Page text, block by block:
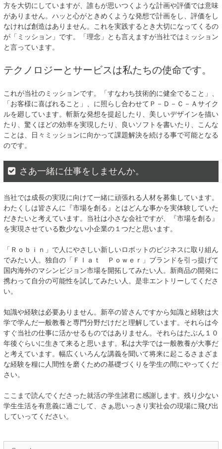
方を大切にしていますが、誰もが思いつくような計画や評価では意味
がありません。ハッと心がときめくような発想で計画をし、評価をし
なければ創造はありません。これを実践するとき大切になってくるの
が「ミッション」です。「理念」とも言えますが当社ではミッション
と言っています。
テクノロジーとサービスは私たちの使命です。
これが当社のミッションです。「すなわち技術的に健全でること」、
「お客様に喜ばれること」、に照らし合わせてＰ－Ｄ－Ｃ－Ａサイク
ルを廻しています。斬新な発想を提起したり、美しいデザインを描い
たり、驚くほどの効率を実現したり、良いソフトを書いたり、こんな
ことは、日々ミッションに向かって課題解決を続ける事で可能となる
のです。
さあ一緒に仕事をしませんか。
当社では成長の実現に向けて一緒に頑張れる人材を募集しています。
わたくしは皆さんに『市場を創る』とはどんな事かを実体験していた
だきたいと考えています。当社は小さな会社ですが、『市場を創る』
を実現させている数少ない小企業の１つだと思います。
「Ｒｏｂｉｎ」で人にやさしい新しいロボットのビジネスに取り組ん
でみたい人。独自の「Ｆｌａｔ Ｐｏｗｅｒ」ブランドを引っ提げて
国内海外のマシンビジョン市場を開拓してみたい人。新商品の開発に
携わって自分の可能性を試してみたい人。是非エントリーしてくださ
い。
知識や経験は必要ありません。新卒の皆さんですから知識と経験は大
学で学んだ一般教養と専門分野だけだと理解しています。それらは今
すぐ当社の仕事に活かせるものではありません。それらはたぶん１０
年後ぐらいに生きて来ると思います。私は大学では一般教養が大事だ
と考えています。幅広くいろんな講義を聞いて将来に起こるさまざま
な経験を糧に人間性を磨くための基礎づくりを学生の間にやってくだ
さい。
ここまで読んでくださった就活の学生諸君に感謝します。残り少ない
学生生活を有意義に過ごして、さぁ思いっきり実社会の現場に飛び出
していってください。